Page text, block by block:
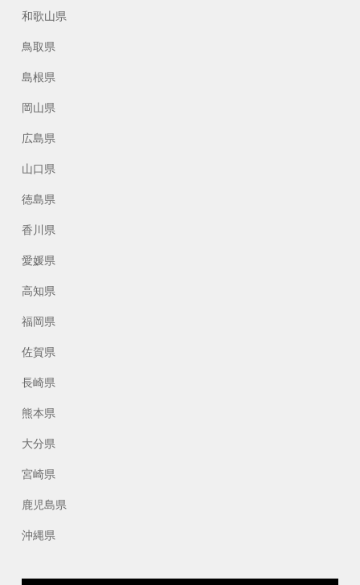
和歌山県
鳥取県
島根県
岡山県
広島県
山口県
徳島県
香川県
愛媛県
高知県
福岡県
佐賀県
長崎県
熊本県
大分県
宮崎県
鹿児島県
沖縄県